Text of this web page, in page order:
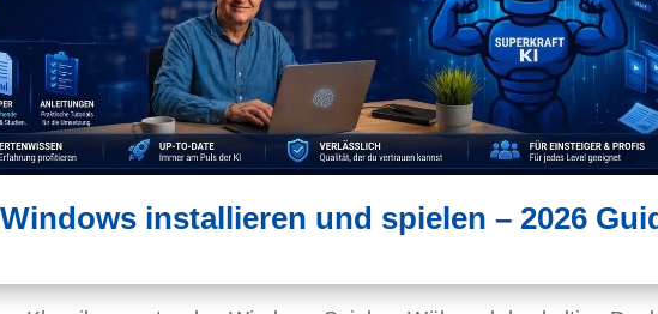
installieren und spielen – 2026